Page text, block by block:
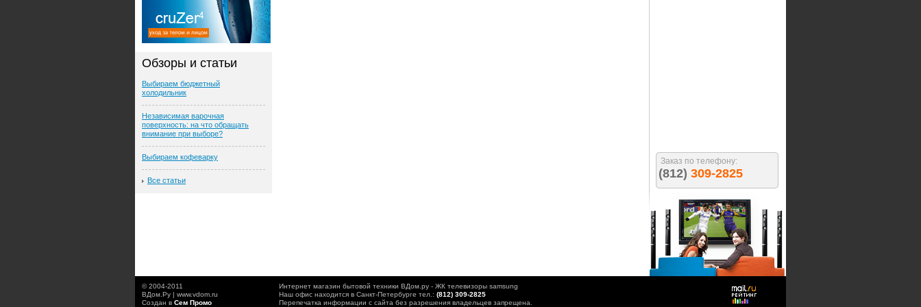
Обзоры и статьи
Выбираем бюджетный
холодильник
Независимая варочная
поверхность: на что обращать
внимание при выборе?
Выбираем кофеварку
Все статьи
© 2004-2011
ВДом.Ру | www.vdom.ru
Создан в Сем Промо
Интернет магазин бытовой техники ВДом.ру - ЖК телевизоры samsung
Наш офис находится в Санкт-Петербурге тел.: (812) 309-2825
Перепечатка информации с сайта без разрешения владельцев запрещена.
Заказ по телефону:
(812) 309-2825